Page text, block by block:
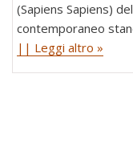
(Sapiens Sapiens)
contemporaneo
|| Leggi altro »